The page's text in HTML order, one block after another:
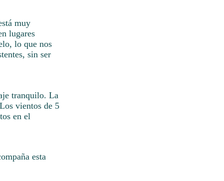
muy
lugares
lo que nos
sin ser
tranquilo. La
vientos de 5
en el
esta